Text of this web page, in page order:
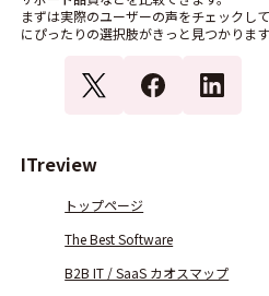
まずは実際のユーザーの声をチェックし
にぴったりの選択肢がきっと見つかります
ITreview
トップページ
The Best Software
B2B IT / SaaS カオスマップ